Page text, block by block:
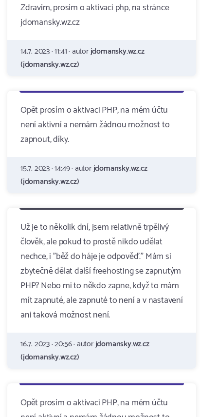
Zdravím, prosím o aktivaci php, na stránce
jdomansky.wz.cz
14.7. 2023 · 11:41 · autorjdomansky.wz.cz
(jdomansky.wz.cz)
Opět prosím o aktivaci PHP, na mém účtu
není aktivní a nemám žádnou možnost to
zapnout, díky.
15.7. 2023 · 14:49 · autorjdomansky.wz.cz
(jdomansky.wz.cz)
Už je to několik dní, jsem relativně trpělivý
člověk, ale pokud to prostě nikdo udělat
nechce, i "běž do háje je odpověď." Mám si
zbytečně dělat další freehosting se zapnutým
PHP? Nebo mi to někdo zapne, když to mám
mít zapnuté, ale zapnuté to není a v nastavení
ani taková možnost není.
16.7. 2023 · 20:56 · autorjdomansky.wz.cz
(jdomansky.wz.cz)
Opět prosím o aktivaci PHP, na mém účtu